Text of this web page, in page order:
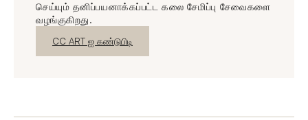
செய்யும் தனிப்பயனாக்கப்பட்ட கலை சேமிப்பு சேவைகளை
வழங்குகிறது.
புதிய சாளரம்
CC ART ஐ கண்டுபிடி